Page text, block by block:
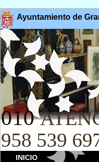
Ayuntamiento de
010
958 539
INICIO